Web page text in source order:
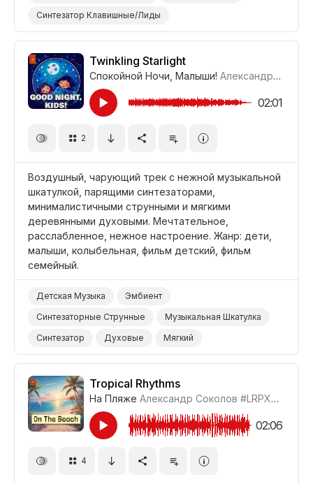
Синтезатор Клавишные/Лиды
Синтезатор Пэд/Подклад
Электронные Барабаны
Уверенный
Энергичный
Жизнерадостный/Яркий
Фон Ночной Клуб
Промоушен/Реклама
Видеоблог
Фильм/Кино
Фон Вечеринка
Twinkling Starlight
Спокойной Ночи, Малыши! Александр Соколов
02:01
2
Воздушный, чарующий трек с нежной музыкальной
шкатулкой, парящими синтезаторами,
минималистичными струнными и мягкими
деревянными духовыми. Мечтательное,
расслабленное, нежное настроение. Жанр: дети,
малыши, колыбельная, фильм детский, фильм
семейный.
Детская Музыка
Эмбиент
Синтезаторные Струнные
Музыкальная Шкатулка
Синтезатор
Духовые
Мягкий
Мечтательный
Неземной
Фильм Семейный
Фильм/Кино
Младенец Колыбельная
Tropical Rhythms
На Пляже Александр Соколов #LRPX070_40
02:06
4